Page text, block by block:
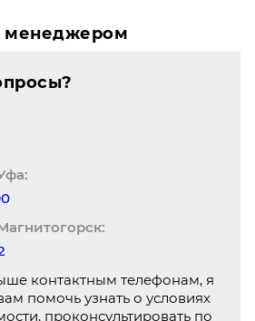
менеджером
контактным телефонам, я
помочь узнать о условиях
проконсультировать по